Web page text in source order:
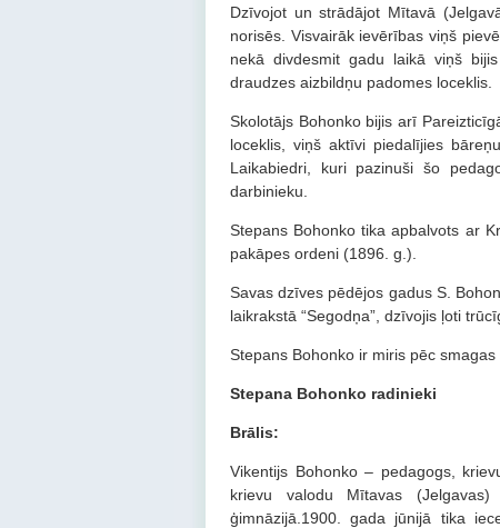
Dzīvojot un strādājot Mītavā
norisēs. Visvairāk ievērības viņš
nekā divdesmit gadu laikā viņš
draudzes aizbildņu padomes loceklis.
Skolotājs Bohonko bijis arī
loceklis, viņš aktīvi piedalījies
Laikabiedri, kuri pazinuši šo
darbinieku.
Stepans Bohonko tika apbalvots ar
pakāpes ordeni (1896. g.).
Savas dzīves pēdējos gadus S.
laikrakstā “Segodņa”, dzīvojis ļoti
Stepans Bohonko ir miris pēc
Stepana Bohonko radinieki
Brālis:
Vikentijs Bohonko – pedagogs,
krievu valodu Mītavas
ģimnāzijā.1900. gada jūnijā tika